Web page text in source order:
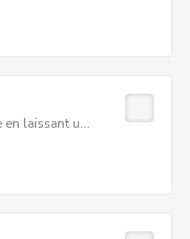
laissant u...